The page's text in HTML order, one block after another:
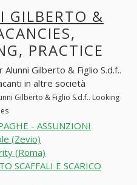
GILBERTO &
PRACTICE
Gilberto & Figlio S.d.f..
in altre società
Gilberto & Figlio S.d.f.. Looking
- ASSUNZIONI
(Zevio)
(Roma)
SCAFFALI E SCARICO